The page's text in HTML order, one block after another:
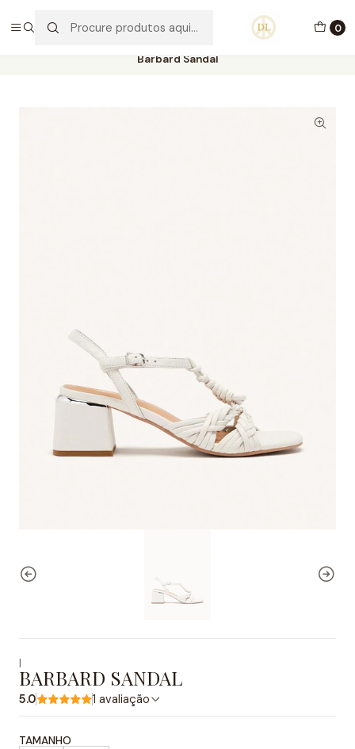
0
PORTES GRÁTIS ACIMA DE 70€ PORTUGAL CONTINENTAL
Barbard Sandal
|
BARBARD SANDAL
5.0 1 avaliação
TAMANHO